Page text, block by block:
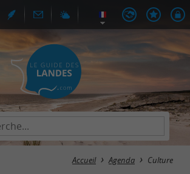
Accueil Agenda Culture